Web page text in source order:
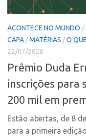
CEPIX
CPEs
INCTs
Inteligência
Editais
Pesquisa na USP
CEPIDs
CEPIX
CPEs
INCTs
ACONTECE NO MUNDO /
CAPA /MATÉRIAS /O
22/07/2026
Prêmio Duda
inscrições para
200 mil em
Estão abertas, de 8
para a primeira